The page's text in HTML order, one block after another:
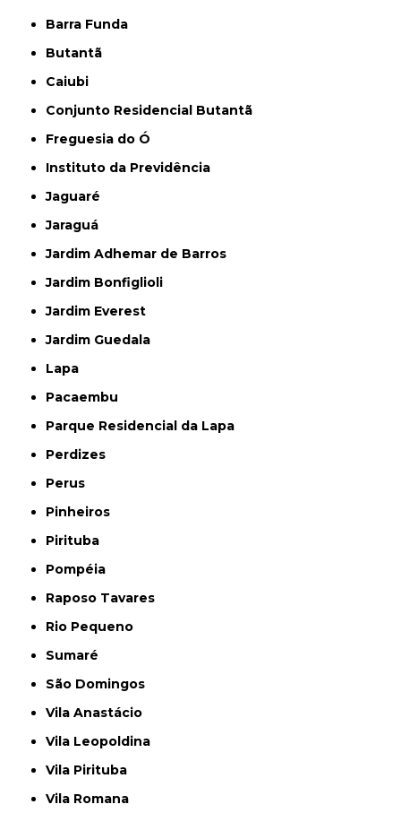
Barra Funda
Butantã
Caiubi
Conjunto Residencial Butantã
Freguesia do Ó
Instituto da Previdência
Jaguaré
Jaraguá
Jardim Adhemar de Barros
Jardim Bonfiglioli
Jardim Everest
Jardim Guedala
Lapa
Pacaembu
Parque Residencial da Lapa
Perdizes
Perus
Pinheiros
Pirituba
Pompéia
Raposo Tavares
Rio Pequeno
Sumaré
São Domingos
Vila Anastácio
Vila Leopoldina
Vila Pirituba
Vila Romana